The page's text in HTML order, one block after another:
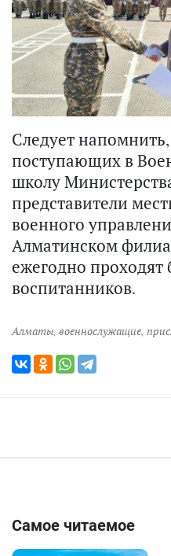
Следует
поступающих в
школу
представители
военного
Алматинском
ежегодно проходят
воспитанников.
Алматы, военнослужащие,
Самое читаемое